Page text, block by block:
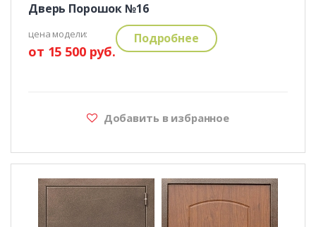
Дверь Порошок №16
цена модели:
от 15 500 руб.
Подробнее
Добавить в избранное